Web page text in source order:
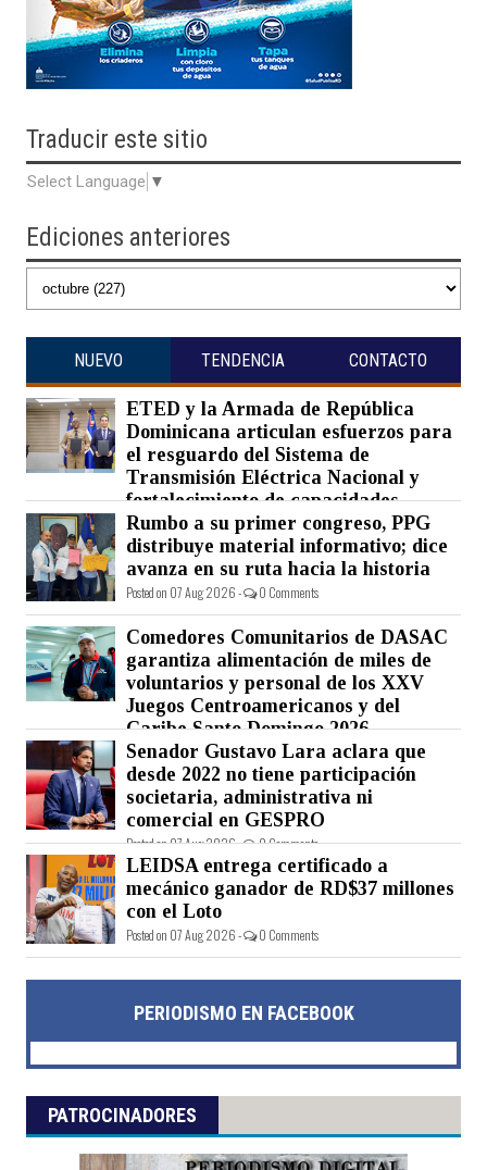
Traducir este sitio
Select Language ▼
Ediciones anteriores
NUEVO TENDENCIA CONTACTO
ETED y la Armada de República
Dominicana articulan esfuerzos para
el resguardo del Sistema de
Transmisión Eléctrica Nacional y
fortalecimiento de capacidades.
Posted on 07 Aug 2026 - 0 Comments
Rumbo a su primer congreso, PPG
distribuye material informativo; dice
avanza en su ruta hacia la historia
Posted on 07 Aug 2026 - 0 Comments
Comedores Comunitarios de DASAC
garantiza alimentación de miles de
voluntarios y personal de los XXV
Juegos Centroamericanos y del
Caribe Santo Domingo 2026
Posted on 07 Aug 2026 - 0 Comments
Senador Gustavo Lara aclara que
desde 2022 no tiene participación
societaria, administrativa ni
comercial en GESPRO
Posted on 07 Aug 2026 - 0 Comments
LEIDSA entrega certificado a
mecánico ganador de RD$37 millones
con el Loto
Posted on 07 Aug 2026 - 0 Comments
PERIODISMO EN FACEBOOK
PATROCINADORES